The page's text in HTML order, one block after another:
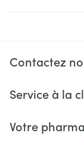
Contactez
Service à la
Votre